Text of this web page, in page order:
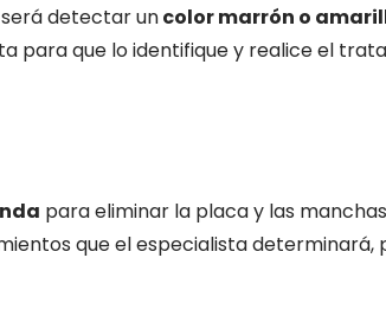
detectar uncolor marrón o
para que lo identifique y realice el
para eliminar la placa y las
que el especialista determinará,